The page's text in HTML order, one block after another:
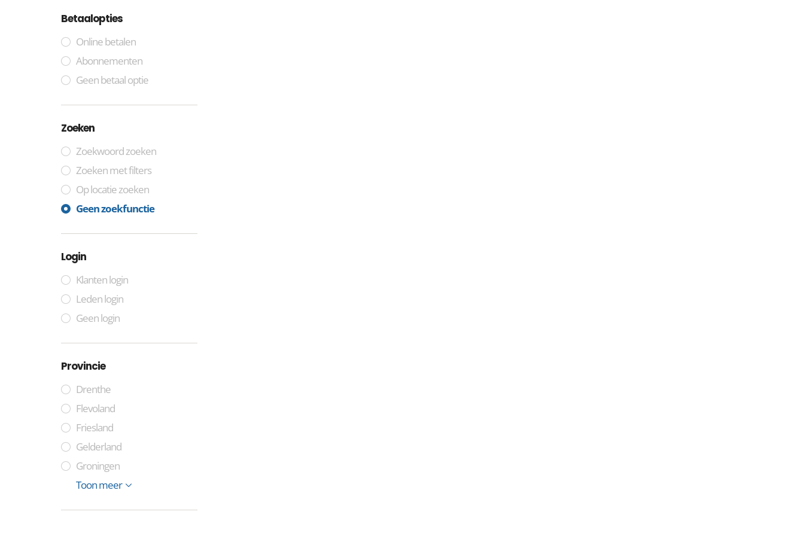
Betaalopties
Online betalen
Abonnementen
Geen betaal optie
Zoeken
Zoekwoord zoeken
Zoeken met filters
Op locatie zoeken
Geen zoekfunctie
Login
Klanten login
Leden login
Geen login
Provincie
Drenthe
Flevoland
Friesland
Gelderland
Groningen
Limburg
Noord-Brabant
Noord-Holland
Zuid-Holland
Overijssel
Utrecht
Zeeland
Toon meer